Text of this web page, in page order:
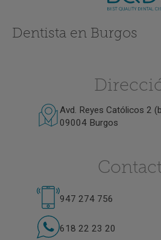
Dentista en Burgos
Avd. Reyes Católicos 2
09004 Burgos
947 274 756
618 22 23 20